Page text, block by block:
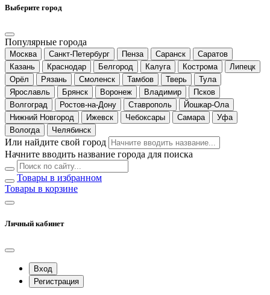
Выберите город
Популярные города
Москва Санкт-Петербург Пенза Саранск
Саратов
Казань
Краснодар Белгород Калуга Кострома
Липецк
Орёл
Рязань Смоленск Тамбов Тверь
Тула
Ярославль
Брянск Воронеж Владимир
Псков
Волгоград
Ростов-на-Дону Ставрополь
Йошкар-Ола
Нижний Новгород
Ижевск Чебоксары Самара
Уфа
Вологда
Челябинск
Или найдите свой город
Начните вводить название города для поиска
Товары в избранном
Товары в корзине
Личный кабинет
Вход
Регистрация